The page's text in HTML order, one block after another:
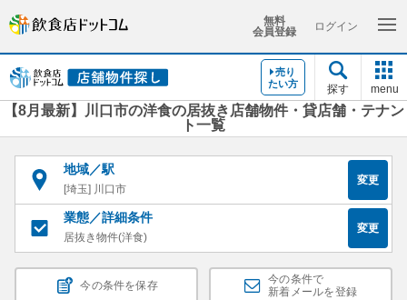
無料
会員登録
ログイン
売り
たい方
探す menu
【8月最新】川口市の洋食の居抜き店舗物件・貸店舗・テナン
ト一覧
地域／駅
[埼玉] 川口市
変更
業態／詳細条件
居抜き物件(洋食)
変更
今の条件を保存
今の条件で
新着メールを登録